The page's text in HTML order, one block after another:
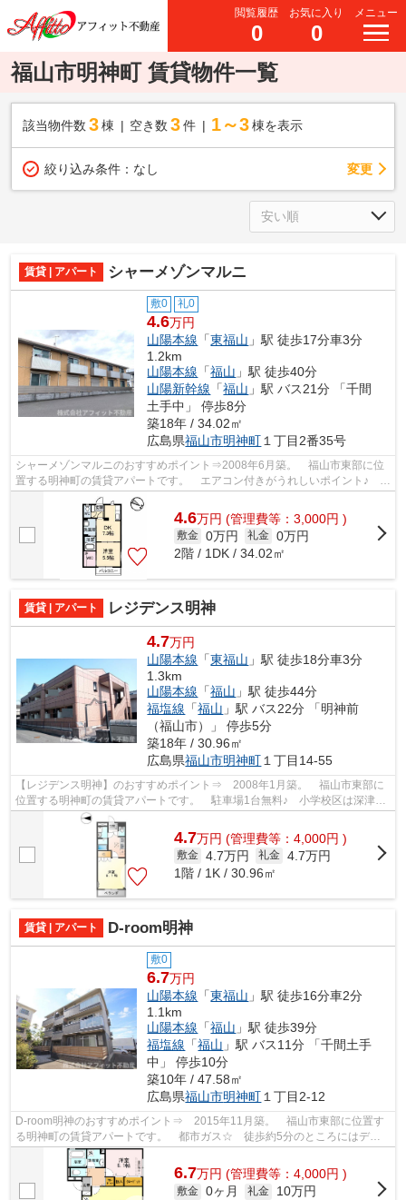
閲覧履歴
0
お気に入り
0
メニュー
福山市明神町 賃貸物件一覧
該当物件数 3棟 空き数 3 件 1～3 棟を表示
絞り込み条件： なし 変更
賃貸 | アパート シャーメゾンマルニ
敷0 礼0
4.6万円
山陽本線 「東福山 」駅 徒歩17分車3分
1.2km
山陽本線 「福山 」駅 徒歩40分
山陽新幹線 「福山 」駅 バス21分 「千間
土手中」 停歩8分
築18年 / 34.02㎡
広島県福山市明神町１丁目2番35号
シャーメゾンマルニのおすすめポイント⇒2008年6月築。 福山市東部に位
置する明神町の賃貸アパートです。 エアコン付きがうれしいポイント♪ 徒
歩約4分のところにはディスカウントシ...
4.6万円 (管理費等：3,000円 )
敷金 0万円 礼金 0万円
2階 / 1DK / 34.02㎡
賃貸 | アパート レジデンス明神
4.7万円
山陽本線 「東福山 」駅 徒歩18分車3分
1.3km
山陽本線 「福山 」駅 徒歩44分
福塩線 「福山 」駅 バス22分 「明神前
（福山市）」 停歩5分
築18年 / 30.96㎡
広島県福山市明神町 １丁目14-55
【レジデンス明神】のおすすめポイント⇒ 2008年1月築。 福山市東部に
位置する明神町の賃貸アパートです。 駐車場1台無料♪ 小学校区は深津小
学校です！ 最寄りのコンビニエンスス...
4.7万円 (管理費等：4,000円 )
敷金 4.7万円 礼金 4.7万円
1階 / 1K / 30.96㎡
賃貸 | アパート D-room明神
敷0
6.7万円
山陽本線 「東福山 」駅 徒歩16分車2分
1.1km
山陽本線 「福山 」駅 徒歩39分
福塩線 「福山 」駅 バス11分 「千間土手
中」 停歩10分
築10年 / 47.58㎡
広島県福山市明神町 １丁目2-12
D-room明神のおすすめポイント⇒ 2015年11月築。 福山市東部に位置す
る明神町の賃貸アパートです。 都市ガス☆ 徒歩約5分のところにはディ
スカウントショップがあり、徒歩約6分のと...
6.7万円 (管理費等：4,000円 )
敷金 0ヶ月 礼金
10万円